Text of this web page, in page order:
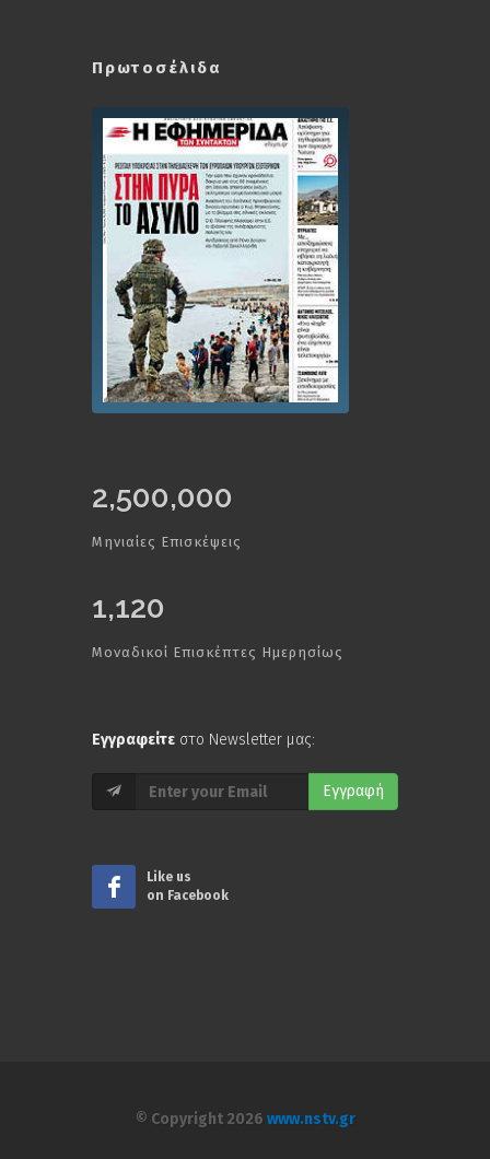
Πρωτοσέλιδα
2,500,000
Μηνιαίες Επισκέψεις
1,120
Μοναδικοί Επισκέπτες Ημερησίως
Εγγραφείτε στο Newsletter μας:
Εγγραφή
Like us
on Facebook
© Copyright 2026 www.nstv.gr